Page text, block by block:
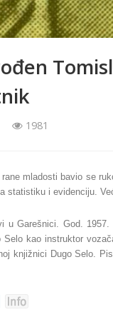
1981
mladosti bavio se
i evidenciju.
u Garešnici. God.
kao instruktor
knjižnici Dugo Selo.